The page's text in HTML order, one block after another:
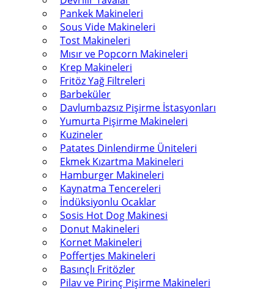
Pankek Makineleri
Sous Vide Makineleri
Tost Makineleri
Mısır ve Popcorn Makineleri
Krep Makineleri
Fritöz Yağ Filtreleri
Barbeküler
Davlumbazsız Pişirme İstasyonları
Yumurta Pişirme Makineleri
Kuzineler
Patates Dinlendirme Üniteleri
Ekmek Kızartma Makineleri
Hamburger Makineleri
Kaynatma Tencereleri
İndüksiyonlu Ocaklar
Sosis Hot Dog Makinesi
Donut Makineleri
Kornet Makineleri
Poffertjes Makineleri
Basınçlı Fritözler
Pilav ve Pirinç Pişirme Makineleri